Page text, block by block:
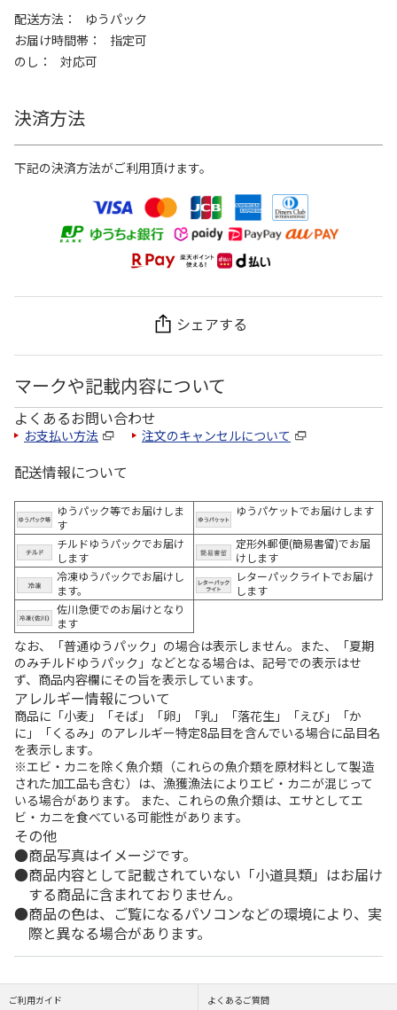
配送方法
ゆうパック
お届け時間帯
指定可
のし
対応可
決済方法
下記の決済方法がご利用頂けます。
シェアする
マークや記載内容について
よくあるお問い合わせ
お支払い方法 注文のキャンセルについて
配送情報について
ゆうパック等でお届けしま
す
ゆうパケットでお届けします
チルドゆうパックでお届け
します
定形外郵便(簡易書留)でお届
けします
冷凍ゆうパックでお届けし
ます。
レターパックライトでお届け
します
佐川急便でのお届けとなり
ます
なお、「普通ゆうパック」の場合は表示しません。また、「夏期
のみチルドゆうパック」などとなる場合は、記号での表示はせ
ず、商品内容欄にその旨を表示しています。
アレルギー情報について
商品に「小麦」「そば」「卵」「乳」「落花生」「えび」「か
に」「くるみ」のアレルギー特定8品目を含んでいる場合に品目名
を表示します。
※エビ・カニを除く魚介類（これらの魚介類を原材料として製造
された加工品も含む）は、漁獲漁法によりエビ・カニが混じって
いる場合があります。 また、これらの魚介類は、エサとしてエ
ビ・カニを食べている可能性があります。
その他
商品写真はイメージです。
商品内容として記載されていない「小道具類」はお届け
する商品に含まれておりません。
商品の色は、ご覧になるパソコンなどの環境により、実
際と異なる場合があります。
ご利用ガイド よくあるご質問